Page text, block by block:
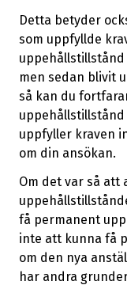
Detta betyder
som uppfyllde
men sedan blivit
så kan du
uppfyller kraven
om din ansökan.
Om det var så att
få permanent
inte att kunna få
om den nya
har andra